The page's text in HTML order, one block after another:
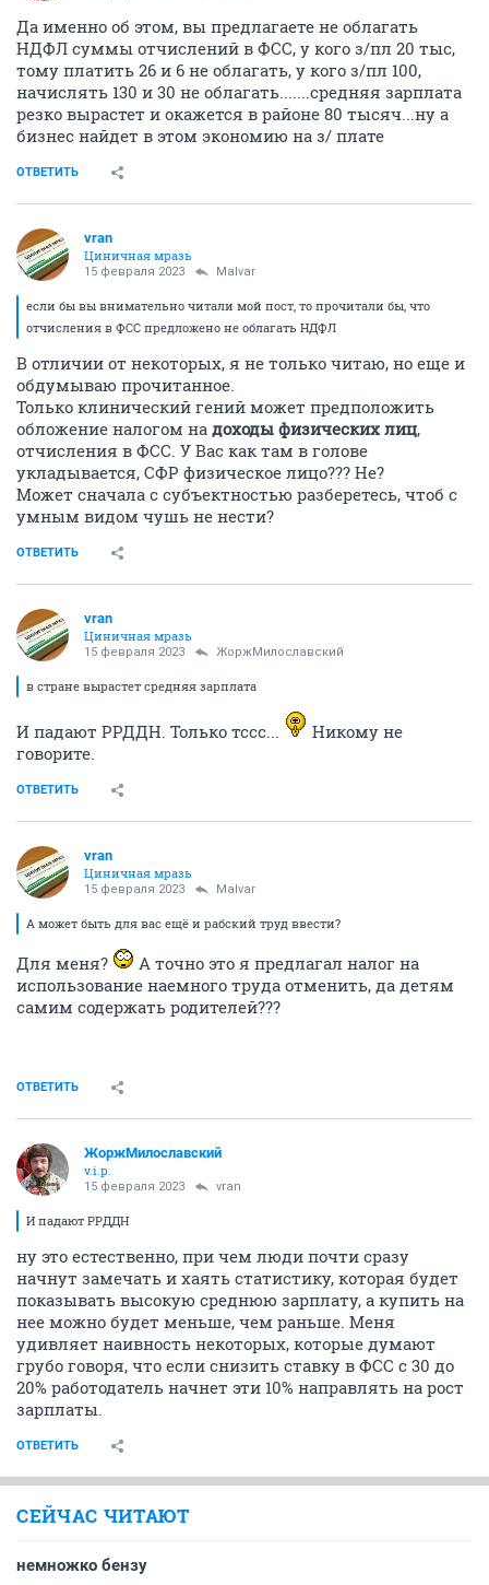
Да именно об этом, вы предлагаете не облагать
НДФЛ суммы отчислений в ФСС, у кого з/пл 20 тыс,
тому платить 26 и 6 не облагать, у кого з/пл 100,
начислять 130 и 30 не облагать.......средняя зарплата
резко вырастет и окажется в районе 80 тысяч...ну а
бизнес найдет в этом экономию на з/ плате
ОТВЕТИТЬ
vran
Циничная мразь
15 февраля 2023 Malvar
если бы вы внимательно читали мой пост, то прочитали бы, что
отчисления в ФСС предложено не облагать НДФЛ
В отличии от некоторых, я не только читаю, но еще и
обдумываю прочитанное.
Только клинический гений может предположить
обложение налогом на доходы физических лиц,
отчисления в ФСС. У Вас как там в голове
укладывается, СФР физическое лицо??? Не?
Может сначала с субъектностью разберетесь, чтоб с
умным видом чушь не нести?
ОТВЕТИТЬ
vran
Циничная мразь
15 февраля 2023 ЖоржМилославский
в стране вырастет средняя зарплата
И падают РРДДН. Только тссс...
Никому не
говорите.
ОТВЕТИТЬ
vran
Циничная мразь
15 февраля 2023 Malvar
А может быть для вас ещё и рабский труд ввести?
Для меня?
А точно это я предлагал налог на
использование наемного труда отменить, да детям
самим содержать родителей???
ОТВЕТИТЬ
ЖоржМилославский
v.i.p.
15 февраля 2023 vran
И падают РРДДН
ну это естественно, при чем люди почти сразу
начнут замечать и хаять статистику, которая будет
показывать высокую среднюю зарплату, а купить на
нее можно будет меньше, чем раньше. Меня
удивляет наивность некоторых, которые думают
грубо говоря, что если снизить ставку в ФСС с 30 до
20% работодатель начнет эти 10% направлять на рост
зарплаты.
ОТВЕТИТЬ
СЕЙЧАС ЧИТАЮТ
немножко бензу